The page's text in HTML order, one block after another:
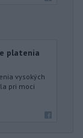
platenia
vysokých
pri moci